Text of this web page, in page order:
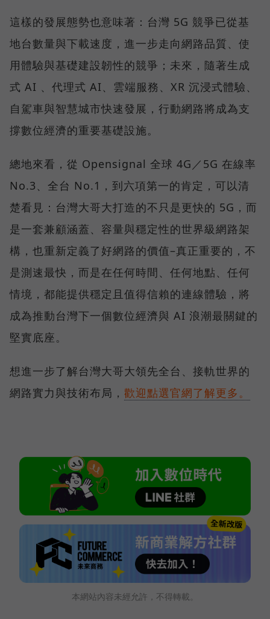
這樣的發展態勢也意味著：台灣 5G 競爭已從基
地台數量與下載速度，進一步走向網路品質、使
用體驗與基礎建設韌性的競爭；未來，隨著生成
式 AI 、代理式 AI、雲端服務、XR 沉浸式體驗、
自駕車與智慧城市快速發展，行動網路將成為支
撐數位經濟的重要基礎設施。
總地來看，從 Opensignal 全球 4G／5G 在線率
No.3、全台 No.1，到六項第一的肯定，可以清
楚看見：台灣大哥大打造的不只是更快的 5G，而
是一套兼顧涵蓋、容量與穩定性的世界級網路架
構，也重新定義了好網路的價值–真正重要的，不
是測速最快，而是在任何時間、任何地點、任何
情境，都能提供穩定且值得信賴的連線體驗，將
成為推動台灣下一個數位經濟與 AI 浪潮最關鍵的
堅實底座。
想進一步了解台灣大哥大領先全台、接軌世界的
網路實力與技術布局， 歡迎點選官網了解更多。
本網站內容未經允許，不得轉載。